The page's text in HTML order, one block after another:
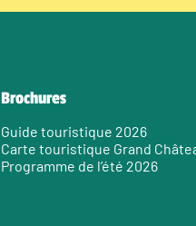
Brochures
Guide touristique 2026
Carte touristique Grand
Programme de l’été 2026